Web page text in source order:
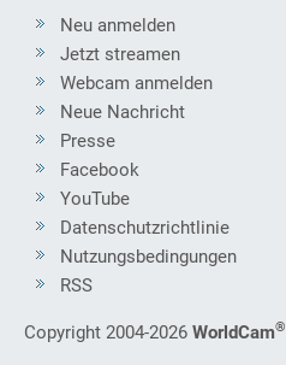
Neu anmelden
Jetzt streamen
Webcam anmelden
Neue Nachricht
Presse
Facebook
YouTube
Datenschutzrichtlinie
Nutzungsbedingungen
RSS
Copyright 2004-2026 WorldCam®